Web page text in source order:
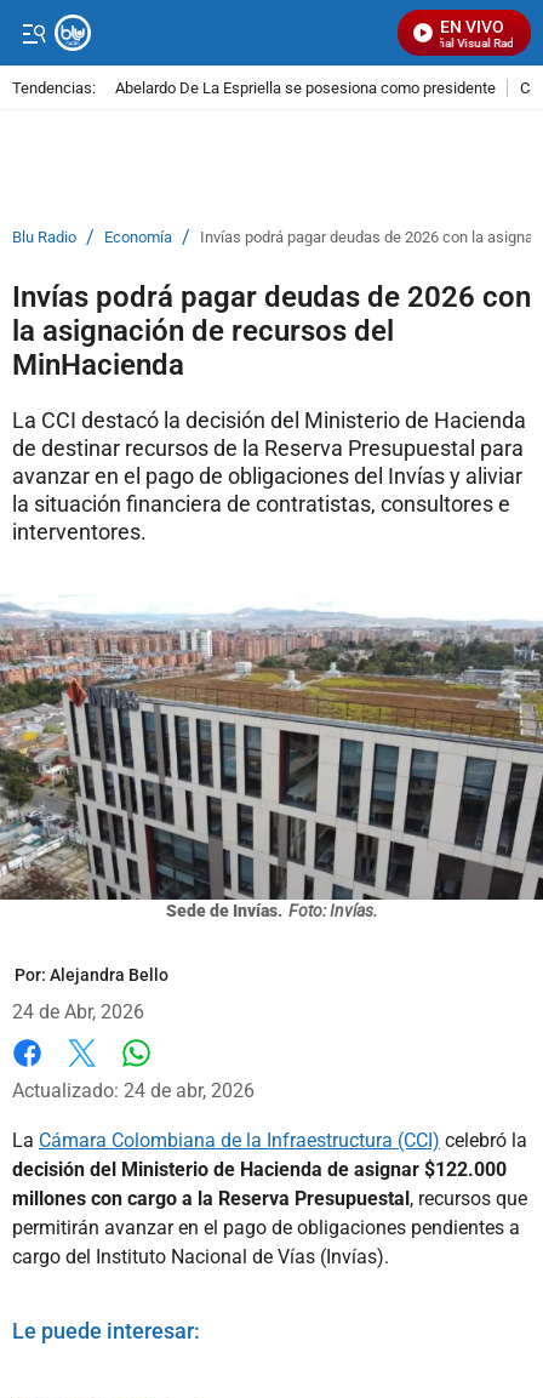
EN VIVO
Señal Visual Radio
Tendencias: Abelardo De La Espriella se posesiona como presidente
Blu Radio / Economía / Invías podrá pagar deudas de 2026 con la
Invías podrá pagar deudas de 2026 con
la asignación de recursos del
MinHacienda
La CCI destacó la decisión del Ministerio de Hacienda
de destinar recursos de la Reserva Presupuestal para
avanzar en el pago de obligaciones del Invías y aliviar
la situación financiera de contratistas, consultores e
interventores.
Sede de Invías. Foto: Invías.
Por: Alejandra Bello
24 de Abr, 2026
Facebook
X
Actualizado: 24 de abr, 2026
La Cámara Colombiana de la Infraestructura (CCI) celebró la
decisión del Ministerio de Hacienda de asignar $122.000
millones con cargo a la Reserva Presupuestal, recursos que
permitirán avanzar en el pago de obligaciones pendientes a
cargo del Instituto Nacional de Vías (Invías).
Le puede interesar: